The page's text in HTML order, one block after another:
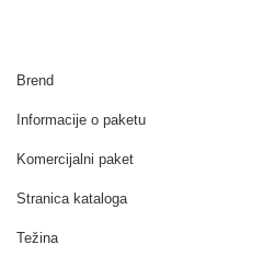
Brend
Informacije o paketu
Komercijalni paket
Stranica kataloga
Težina